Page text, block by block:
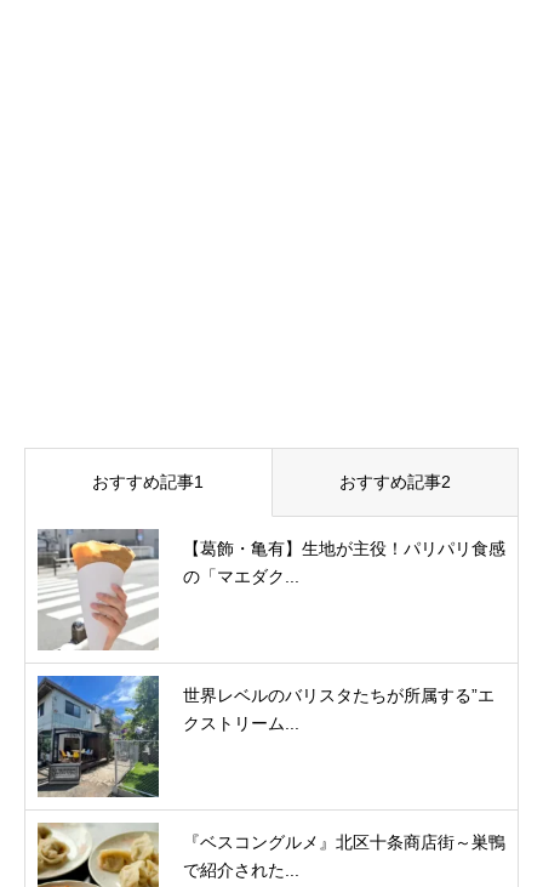
おすすめ記事1 おすすめ記事2
【葛飾・亀有】生地が主役！パリパリ食感
の「マエダク...
世界レベルのバリスタたちが所属する”エ
クストリーム...
『ベスコングルメ』北区十条商店街～巣鴨
で紹介された...